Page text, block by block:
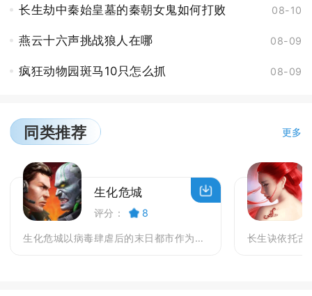
长生劫中秦始皇墓的秦朝女鬼如何打败 08-10
燕云十六声挑战狼人在哪 08-09
疯狂动物园斑马10只怎么抓 08-09
同类推荐 更多
生化危城
评分： 8
生化危城以病毒肆虐后的末日都市作为故事舞台，人类社...